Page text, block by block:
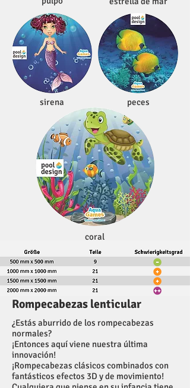
sirena peces
coral
Rompecabezas lenticular
¿Estás aburrido de los rompecabezas
normales?
¡Entonces aquí viene nuestra última
innovación!
¡Rompecabezas clásicos combinados con
fantásticos efectos 3D y de movimiento!